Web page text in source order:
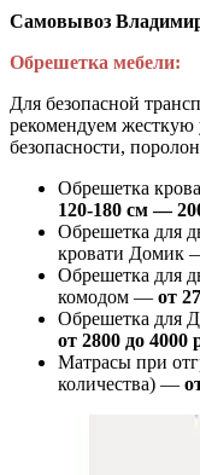
Самовывоз
Обрешетка мебели:
Для безопасной
рекомендуем жесткую
безопасности,
Обрешетка
120-180 см —
Обрешетка для
кровати Домик
Обрешетка для
комодом — от
Обрешетка для
от 2800 до 4000
Матрасы при
количества) —